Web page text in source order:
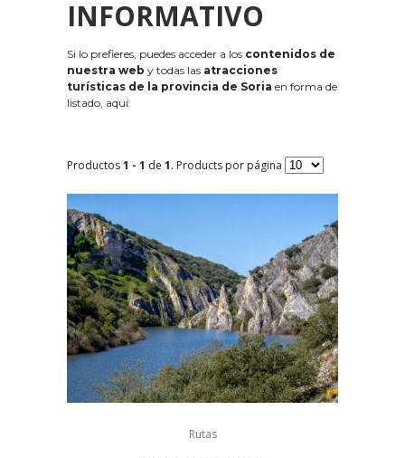
INFORMATIVO
Si lo prefieres, puedes acceder a los contenidos de
nuestra web y todas las atracciones
turísticas de la provincia de Soria en forma de
listado, aquí:
Productos1 - 1 de 1. Products por página
Rutas